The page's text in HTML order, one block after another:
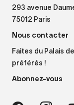
293 avenue
75012 Paris
Nous contacter
Faites du Palais
préférés !
Abonnez-vous